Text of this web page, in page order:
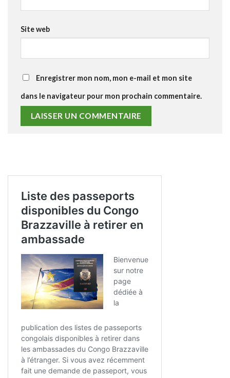
Site web
Enregistrer mon nom, mon e-mail et mon site
dans le navigateur pour mon prochain commentaire.